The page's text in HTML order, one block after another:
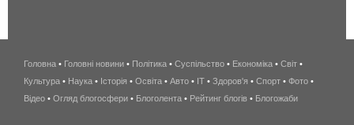
беспроводной
интернет
киев
Головна • Головні новини • Політика • Суспільство • Економіка • Світ •
Культура • Наука • Історія • Освіта • Авто • IT • Здоров'я • Спорт • Фото •
Відео • Огляд блогосфери • Блоголента • Рейтинг блогів • Блогожаби